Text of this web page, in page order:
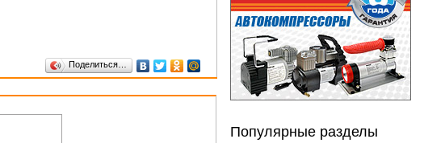
Поделиться…
Популярные разделы